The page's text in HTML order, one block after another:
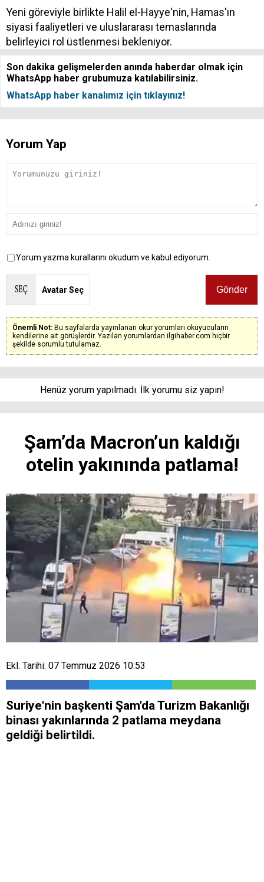
Yeni göreviyle birlikte Halil el-Hayye'nin, Hamas'ın
siyasi faaliyetleri ve uluslararası temaslarında
belirleyici rol üstlenmesi bekleniyor.
Son dakika gelişmelerden anında haberdar olmak için
WhatsApp haber grubumuza katılabilirsiniz.
WhatsApp haber kanalımız için tıklayınız!
Yorum Yap
Yorum yazma kurallarını okudum ve kabul ediyorum.
Avatar Seç
Önemli Not: Bu sayfalarda yayınlanan okur yorumları okuyucuların
kendilerine ait görüşlerdir. Yazılan yorumlardan ilgihaber.com hiçbir
şekilde sorumlu tutulamaz.
Henüz yorum yapılmadı. İlk yorumu siz yapın!
Şam’da Macron’un kaldığı
otelin yakınında patlama!
Ekl. Tarihi: 07 Temmuz 2026 10:53
Suriye'nin başkenti Şam'da Turizm Bakanlığı
binası yakınlarında 2 patlama meydana
geldiği belirtildi.